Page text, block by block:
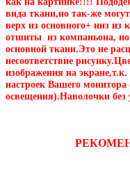
вида ткани,но так-же
верх из основного+ низ
отшиты из компаньона,
основной ткани.Это не
несоответствие
изображения на
настроек Вашего монитора
освещения).Наволочки